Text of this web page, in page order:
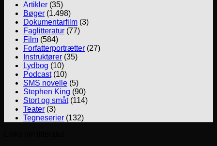
Artikler (35)
Bøger (1.498)
Dokumentarfilm (3)
Faglitteratur (77)
Film (584)
Forfatterportrætter (27)
Instruktører (35)
Lydbog (10)
Podcast(10)
SMS novelle (5)
Stephen King (90)
Stort og småt(114)
Teater (3)
Tegneserier (132)